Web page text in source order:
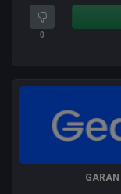
0
GARAN